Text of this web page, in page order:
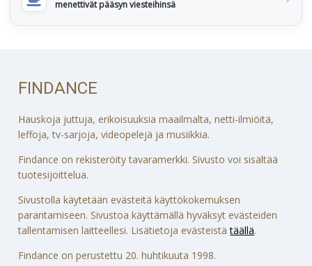
menettivät pääsyn viesteihinsä
FINDANCE
Hauskoja juttuja, erikoisuuksia maailmalta, netti-ilmiöitä,
leffoja, tv-sarjoja, videopelejä ja musiikkia.
Findance on rekisteröity tavaramerkki. Sivusto voi sisältää
tuotesijoittelua.
Sivustolla käytetään evästeitä käyttökokemuksen
parantamiseen. Sivustoa käyttämällä hyväksyt evästeiden
tallentamisen laitteellesi. Lisätietoja evästeistätäällä.
Findance on perustettu 20. huhtikuuta 1998.